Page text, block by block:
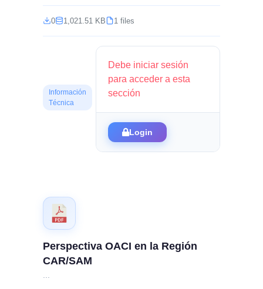
0 1,021.51 KB 1 files
Información
Técnica
Debe iniciar sesión
para acceder a esta
sección
Login
Perspectiva OACI en la Región
CAR/SAM